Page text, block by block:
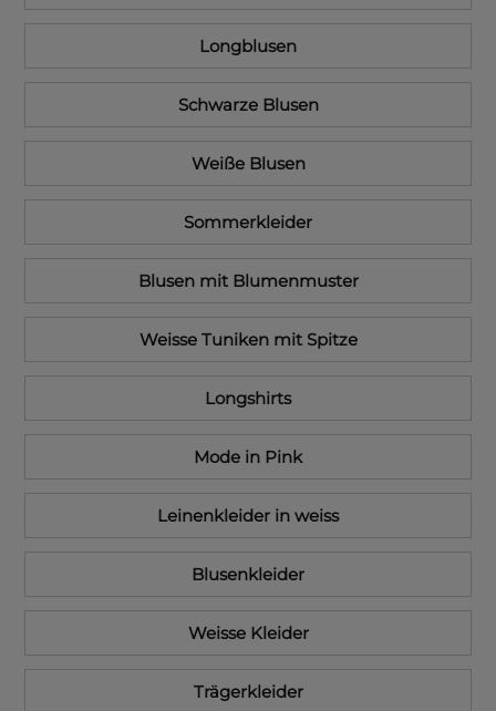
Longblusen
Schwarze Blusen
Weiße Blusen
Sommerkleider
Blusen mit Blumenmuster
Weisse Tuniken mit Spitze
Longshirts
Mode in Pink
Leinenkleider in weiss
Blusenkleider
Weisse Kleider
Trägerkleider